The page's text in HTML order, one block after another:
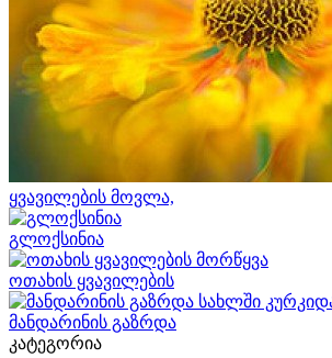
ყვავილების მოვლა,
გლოქსინია
ოთახის ყვავილების
მანდარინის გაზრდა
კატეგორია